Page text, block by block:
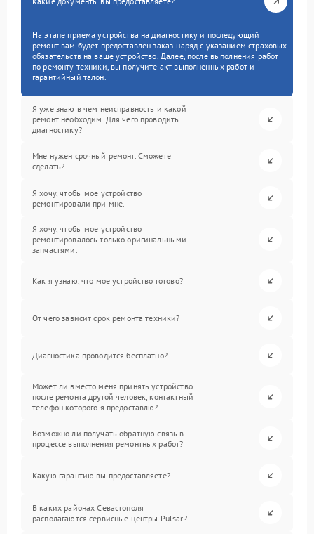
На этапе приема устройства на диагностику и последующий
ремонт вам будет предоставлен заказ-наряд с указанием страховых
обязательств на ваше устройство. Далее, после выполнения работ
по ремонту техники, вы получите акт выполненных работ и
гарантийный талон.
Я уже знаю в чем неисправность и какой
ремонт необходим. Для чего проводить
диагностику?
Мне нужен срочный ремонт. Сможете
сделать?
Я хочу, чтобы мое устройство
ремонтировали при мне.
Я хочу, чтобы мое устройство
ремонтировалось только оригинальными
запчастями.
Как я узнаю, что мое устройство готово?
От чего зависит срок ремонта техники?
Диагностика проводится бесплатно?
Может ли вместо меня принять устройство
после ремонта другой человек, контактный
телефон которого я предоставлю?
Возможно ли получать обратную связь в
процессе выполнения ремонтных работ?
Какую гарантию вы предоставляете?
В каких районах Севастополя
располагаются сервисные центры Pulsar?